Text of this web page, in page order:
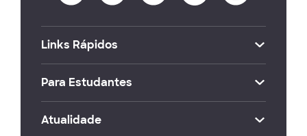
Links Rápidos
Para Estudantes
Atualidade